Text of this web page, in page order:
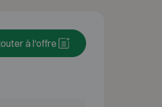
à l'offre